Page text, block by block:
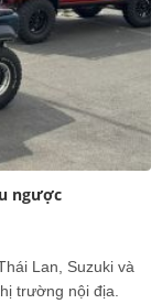
ngược
Lan, Suzuki và
trường nội địa.